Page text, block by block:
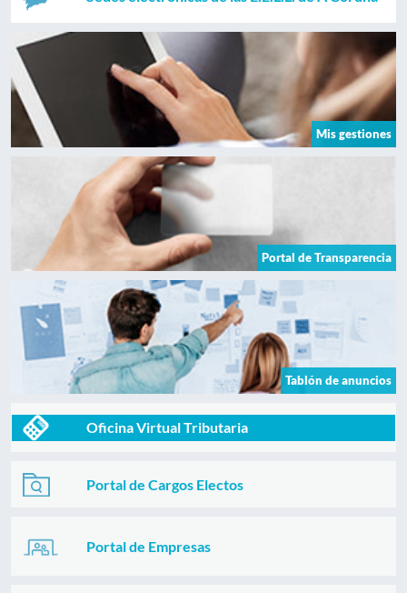
Mis gestiones
Portal de Transparencia
Tablón de anuncios
Oficina Virtual Tributaria
Portal de Cargos Electos
Portal de Empresas